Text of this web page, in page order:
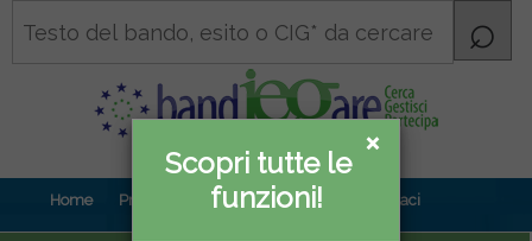
×
Informativa
privacy
×
Scopri tutte le
funzioni!
Home Prova gratuita Contenuti Contattaci